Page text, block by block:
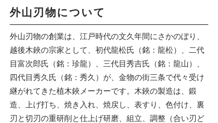
外山刃物について
外山刃物の創業は、江戸時代の文久年間にさかのぼり、
越後木鋏の宗家として、初代龍松氏（銘：龍松）、二代
目富次郎氏（銘：珍龍）、三代目秀吉氏（銘：龍山）、
四代目秀久氏（銘：秀久）が、金物の街三条で代々受け
継がれてきた植木鋏メーカーです。木鋏の製造は、鍛
造、上げ打ち、焼き入れ、焼戻し、表すり、色付け、裏
刃と切刃の重研削と仕上げ研磨、組立、調整（合い刃ど